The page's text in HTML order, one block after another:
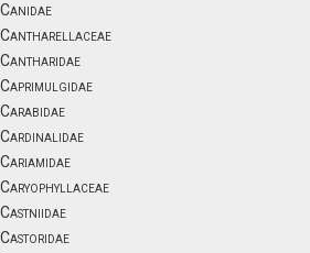
Canidae
Cantharellaceae
Cantharidae
Caprimulgidae
Carabidae
Cardinalidae
Cariamidae
Caryophyllaceae
Castniidae
Castoridae